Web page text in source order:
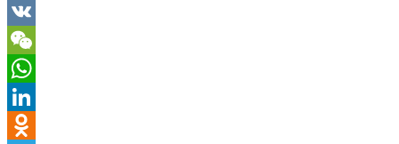
Twitter
VK
WeChat
WhatsApp
LinkedIn